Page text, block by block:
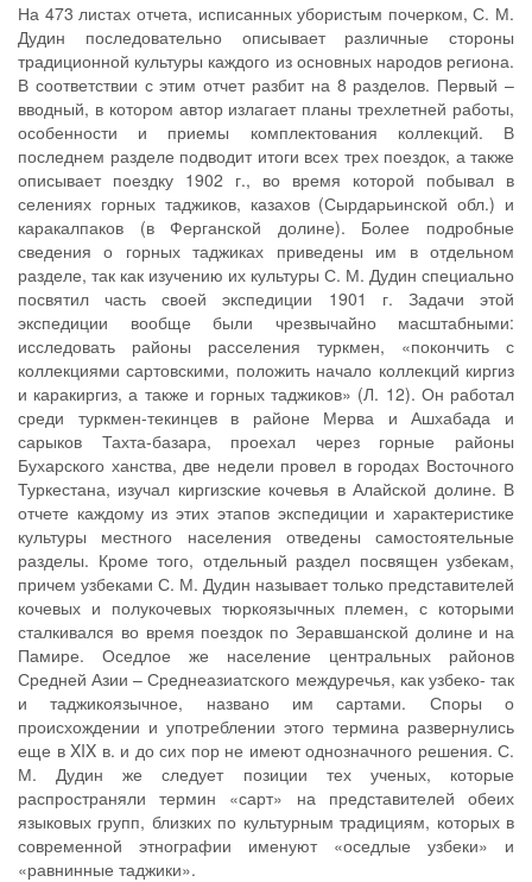
На 473 листах отчета, исписанных убористым почерком, С. М.
Дудин последовательно описывает различные стороны
традиционной культуры каждого из основных народов региона.
В соответствии с этим отчет разбит на 8 разделов. Первый –
вводный, в котором автор излагает планы трехлетней работы,
особенности и приемы комплектования коллекций. В
последнем разделе подводит итоги всех трех поездок, а также
описывает поездку 1902 г., во время которой побывал в
селениях горных таджиков, казахов (Сырдарьинской обл.) и
каракалпаков (в Ферганской долине). Более подробные
сведения о горных таджиках приведены им в отдельном
разделе, так как изучению их культуры С. М. Дудин специально
посвятил часть своей экспедиции 1901 г. Задачи этой
экспедиции вообще были чрезвычайно масштабными:
исследовать районы расселения туркмен, «покончить с
коллекциями сартовскими, положить начало коллекций киргиз
и каракиргиз, а также и горных таджиков» (Л. 12). Он работал
среди туркмен-текинцев в районе Мерва и Ашхабада и
сарыков Тахта-базара, проехал через горные районы
Бухарского ханства, две недели провел в городах Восточного
Туркестана, изучал киргизские кочевья в Алайской долине. В
отчете каждому из этих этапов экспедиции и характеристике
культуры местного населения отведены самостоятельные
разделы. Кроме того, отдельный раздел посвящен узбекам,
причем узбеками С. М. Дудин называет только представителей
кочевых и полукочевых тюркоязычных племен, с которыми
сталкивался во время поездок по Зеравшанской долине и на
Памире. Оседлое же население центральных районов
Средней Азии – Среднеазиатского междуречья, как узбеко- так
и таджикоязычное, названо им сартами. Споры о
происхождении и употреблении этого термина развернулись
еще в XIX в. и до сих пор не имеют однозначного решения. С.
М. Дудин же следует позиции тех ученых, которые
распространяли термин «сарт» на представителей обеих
языковых групп, близких по культурным традициям, которых в
современной этнографии именуют «оседлые узбеки» и
«равнинные таджики».